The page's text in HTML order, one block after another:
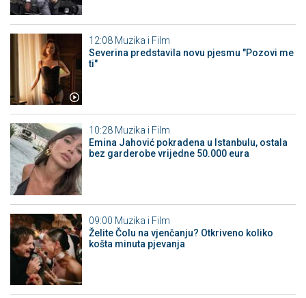
12:08 Muzika i Film
Severina predstavila novu pjesmu "Pozovi me
ti"
10:28 Muzika i Film
Emina Jahović pokradena u Istanbulu, ostala
bez garderobe vrijedne 50.000 eura
09:00 Muzika i Film
Želite Čolu na vjenčanju? Otkriveno koliko
košta minuta pjevanja